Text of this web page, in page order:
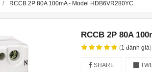
RCCB 2P 80A 100mA - Model HDB6VR280YC
RCCB 2P 80A
(1đánh giá)
SHARE